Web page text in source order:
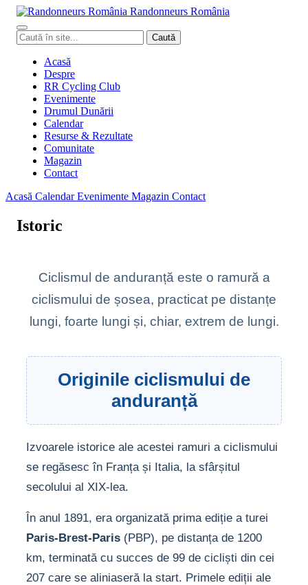
Randonneurs România
Caută
în
Caută
Acasă
Despre
RR Cycling Club
Evenimente
Drumul Dunării
Calendar
Resurse & Rezultate
Comunitate
Magazin
Contact
Acasă CalendarEvenimente Magazin Contact
Istoric
Ciclismul de anduranță este o ramură a
ciclismului de șosea, practicat pe distanțe
lungi, foarte lungi și, chiar, extrem de lungi.
Originile ciclismului de
anduranță
Izvoarele istorice ale acestei ramuri a ciclismului
se regăsesc în Franța și Italia, la sfârșitul
secolului al XIX-lea.
În anul 1891, era organizată prima ediție a turei
Paris-Brest-Paris (PBP), pe distanța de 1200
km, terminată cu succes de 99 de cicliști din cei
207 care se aliniaseră la start. Primele ediții ale